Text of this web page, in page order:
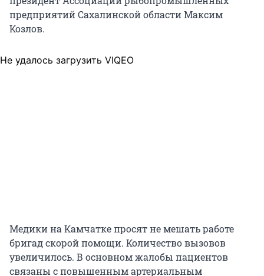
предприятий Сахалинской области Максим
Козлов.
Не удалось загрузить VIQEO
Медики на Камчатке просят не мешать работе
бригад скорой помощи. Количество вызовов
увеличилось. В основном жалобы пациентов
связаны с повышенным артериальным